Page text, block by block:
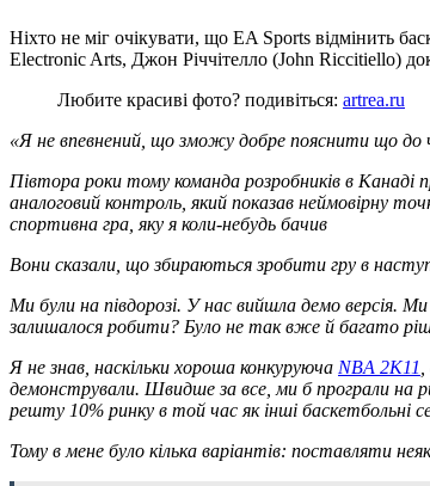
Ніхто не міг очікувати, що EA Sports відмінить
Electronic Arts, Джон Річчітелло (John Riccitiello)
Любите красиві фото? подивіться: artrea.ru
«Я не впевнений, що зможу добре пояснити що до
Півтора роки тому команда розробників в Канаді
аналоговий контроль, який показав неймовірну
спортивна гра, яку я коли-небудь бачив
Вони сказали, що збираються зробити гру в
Ми були на півдорозі. У нас вийшла демо версія. Ми
залишалося робити? Було не так вже й багато
Я не знав, наскільки хороша конкуруюча NBA 2K11
демонстрували. Швидше за все, ми б програли на
решту 10% ринку в той час як інші баскетбольні
Тому в мене було кілька варіантів: поставляти